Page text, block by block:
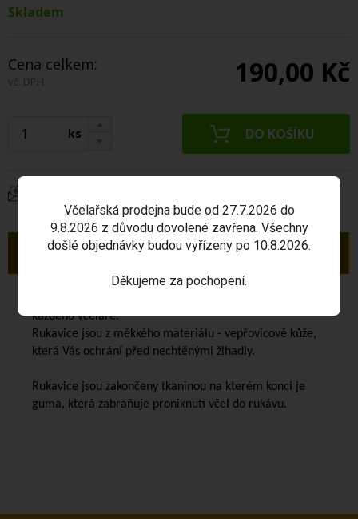
Skladem
Cena celkem:
vč. DPH 190,00 Kč
ks
Popis
každého včelaře.
Rukavice jsou z měkkého materiálu - vepřovicové kůže,
která Vás ochrání před nechtěnými žihadly.
Rukavice jsou zakončeny tkaninou na kterém konci je
guma, která zabraňuje proniknutí včel do rukávu.
Včelařská prodejna bude od 27.7.2026 do
9.8.2026 z důvodu dovolené zavřena. Všechny
došlé objednávky budou vyřízeny po 10.8.2026.
Děkujeme za pochopení.